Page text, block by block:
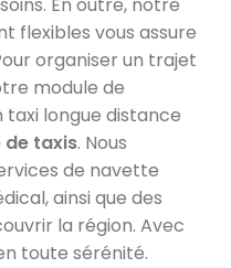
En outre, notre
flexibles vous assure
organiser un trajet
module de
longue distance
taxis. Nous
de navette
ainsi que des
la région. Avec
toute sérénité.